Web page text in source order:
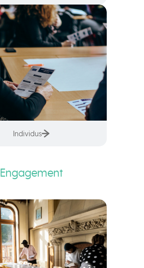
Individus
Engagement